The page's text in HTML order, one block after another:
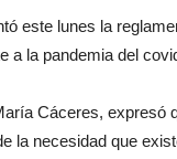
este lunes la
a la pandemia del
Cáceres, expresó
la necesidad que